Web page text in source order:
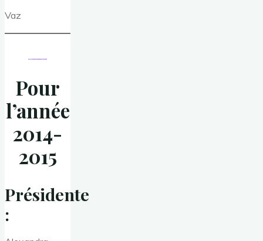
Vaz
Pour
l’année
2014-
2015
Présidente
: